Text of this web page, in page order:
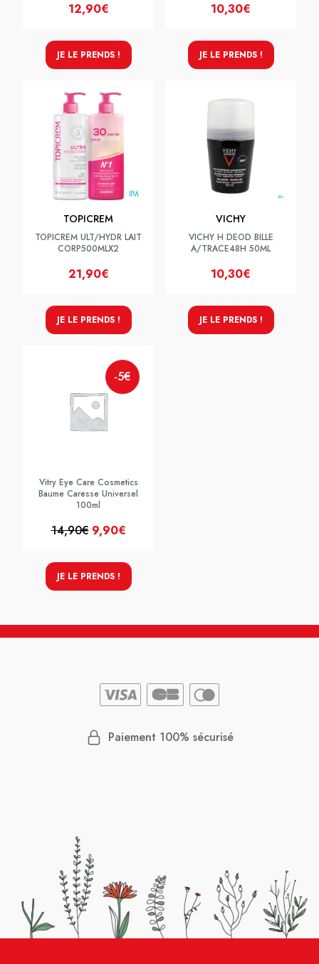
12,90€
JE LE PRENDS !
10,30€
JE LE PRENDS !
TOPICREM
TOPICREM ULT/HYDR LAIT
CORP500MLX2
21,90€
JE LE PRENDS !
VICHY
VICHY H DEOD BILLE
A/TRACE48H 50ML
10,30€
JE LE PRENDS !
-5€
Vitry Eye Care Cosmetics
Baume Caresse Universel
100ml
14,90€ 9,90€
JE LE PRENDS !
Paiement 100% sécurisé